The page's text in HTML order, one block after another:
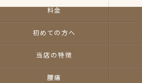
料金
初めての方へ
当店の特徴
腰痛